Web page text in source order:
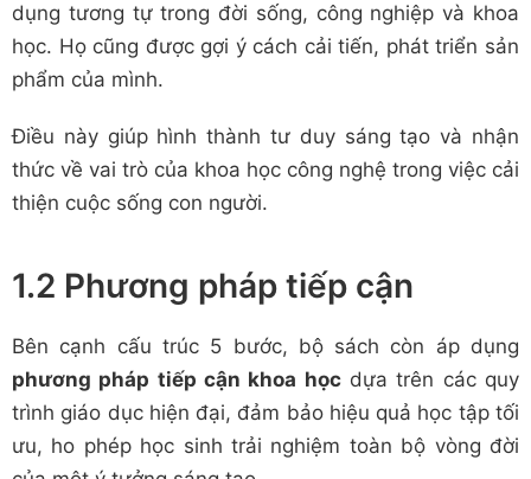
dụng tương tự trong đời sống, công nghiệp và khoa
học. Họ cũng được gợi ý cách cải tiến, phát triển sản
phẩm của mình.
Điều này giúp hình thành tư duy sáng tạo và nhận
thức về vai trò của khoa học công nghệ trong việc cải
thiện cuộc sống con người.
1.2 Phương pháp tiếp cận
Bên cạnh cấu trúc 5 bước, bộ sách còn áp dụng
phương pháp tiếp cận khoa họcdựa trên các quy
trình giáo dục hiện đại, đảm bảo hiệu quả học tập tối
ưu, ho phép học sinh trải nghiệm toàn bộ vòng đời